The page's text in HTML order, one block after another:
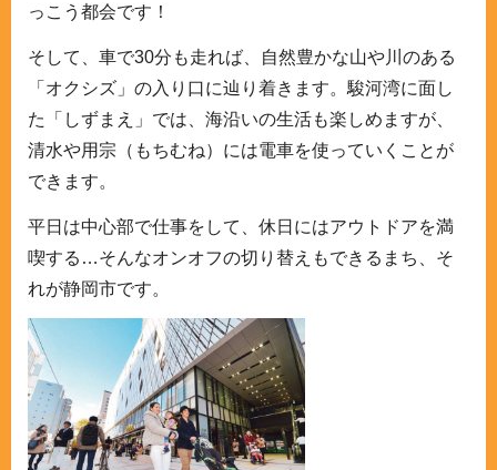
っこう都会です！
そして、車で30分も走れば、自然豊かな山や川のある
「オクシズ」の入り口に辿り着きます。駿河湾に面し
た「しずまえ」では、海沿いの生活も楽しめますが、
清水や用宗（もちむね）には電車を使っていくことが
できます。
平日は中心部で仕事をして、休日にはアウトドアを満
喫する…そんなオンオフの切り替えもできるまち、そ
れが静岡市です。